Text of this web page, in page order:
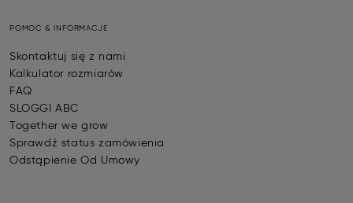
POMOC & INFORMACJE
Skontaktuj się z nami
Kalkulator rozmiarów
FAQ
SLOGGI ABC
Together we grow
Sprawdź status zamówienia
Odstąpienie Od Umowy